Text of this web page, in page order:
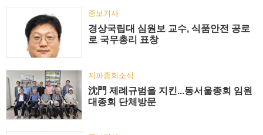
종보기사
경상국립대 심원보 교수, 식품안전 공로
로 국무총리 표창
지파종회소식
沈門 제례규범을 지킨...동서울종회 임원
대종회 단체방문